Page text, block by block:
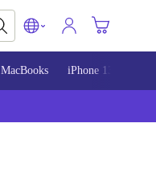
MacBooks iPhone 13